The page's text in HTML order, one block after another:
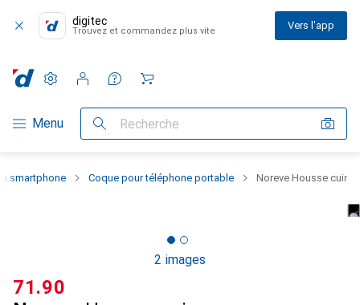
digitec
Trouvez et commandez plus vite Vers l'app
Navigation par catégorie
Menu Recherche
Paramètres
Compte client
Listes de comparaison
Listes d'envies
Panier
smartphone Coque pour téléphone portable Noreve Housse cuir
2 images
CHF
71.90